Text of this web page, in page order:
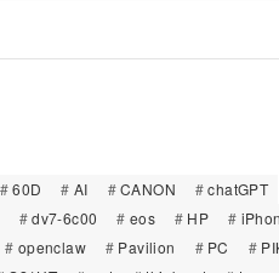
60D AI CANON
chatGPT
dv7-6c00 eos HP
openclaw Pavilion PC